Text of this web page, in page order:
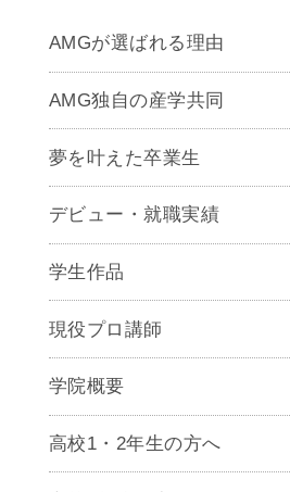
AMGが選ばれる理由
AMG独自の産学共同
夢を叶えた卒業生
デビュー・就職実績
学生作品
現役プロ講師
学院概要
高校1・2年生の方へ